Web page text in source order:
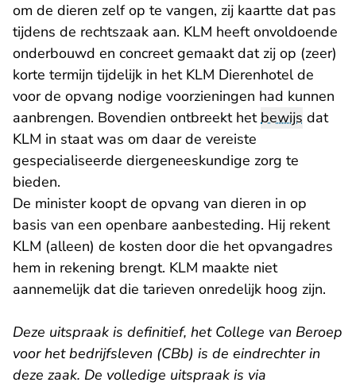
om de dieren zelf op te vangen, zij kaartte dat pas
tijdens de rechtszaak aan. KLM heeft onvoldoende
onderbouwd en concreet gemaakt dat zij op (zeer)
korte termijn tijdelijk in het KLM Dierenhotel de
voor de opvang nodige voorzieningen had kunnen
aanbrengen. Bovendien ontbreekt hetbewijs dat
KLM in staat was om daar de vereiste
gespecialiseerde diergeneeskundige zorg te
bieden.
De minister koopt de opvang van dieren in op
basis van een openbare aanbesteding. Hij rekent
KLM (alleen) de kosten door die het opvangadres
hem in rekening brengt. KLM maakte niet
aannemelijk dat die tarieven onredelijk hoog zijn.
Deze uitspraak is definitief, het College van Beroep
voor het bedrijfsleven (CBb) is de eindrechter in
deze zaak. De volledige uitspraak is via